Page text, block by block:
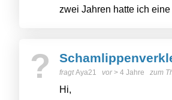
zwei Jahren hatte ich
?
fragtAya21 vor> 4 Jahre zum
Hi,